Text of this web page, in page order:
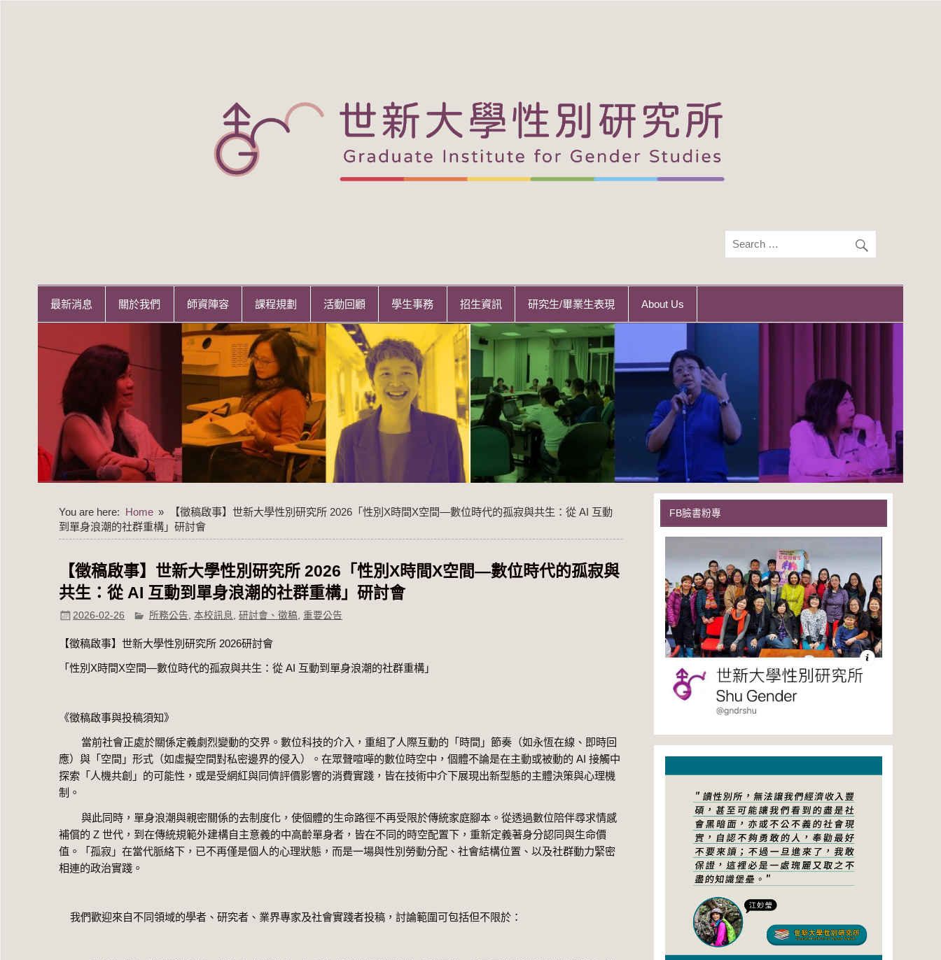
最新消息 關於我們 師資陣容 課程規劃 活動回顧 學生事務 招生資訊 研究生/畢業生表現 About Us
You are here: Home
【徵稿啟事】世新大學性別研究所 2026「性別Χ時間Χ空間—數位時代的孤寂與共生：從 AI 互動
到單身浪潮的社群重構」研討會
【徵稿啟事】世新大學性別研究所 2026「性別Χ時間Χ空間—數位時代的孤寂與
共生：從 AI 互動到單身浪潮的社群重構」研討會
2026-02-26 所務公告 本校訊息 研討會、徵稿 重要公告
【徵稿啟事】世新大學性別研究所 2026研討會
「性別Χ時間Χ空間—數位時代的孤寂與共生：從 AI 互動到單身浪潮的社群重構」
《徵稿啟事與投稿須知》
當前社會正處於關係定義劇烈變動的交界。數位科技的介入，重組了人際互動的「時間」節奏（如永恆在線、即時回
應）與「空間」形式（如虛擬空間對私密邊界的侵入）。在眾聲喧嘩的數位時空中，個體不論是在主動或被動的 AI 接觸中
探索「人機共創」的可能性，或是受網紅與同儕評價影響的消費實踐，皆在技術中介下展現出新型態的主體決策與心理機
制。
與此同時，單身浪潮與親密關係的去制度化，使個體的生命路徑不再受限於傳統家庭腳本。從透過數位陪伴尋求情感
補償的 Z 世代，到在傳統規範外建構自主意義的中高齡單身者，皆在不同的時空配置下，重新定義著身分認同與生命價
值。「孤寂」在當代脈絡下，已不再僅是個人的心理狀態，而是一場與性別勞動分配、社會結構位置、以及社群動力緊密
相連的政治實踐。
我們歡迎來自不同領域的學者、研究者、業界專家及社會實踐者投稿，討論範圍可包括但不限於：
FB臉書粉專